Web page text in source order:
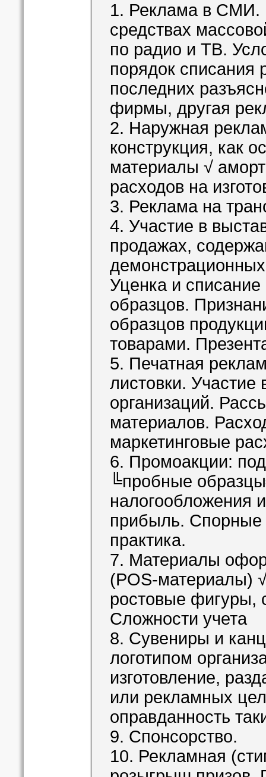
1. Реклама в СМИ.
средствах
по радио и ТВ.
порядок списания
последних
фирмы, другая
2. Наружная
конструкция, как
материалы √
расходов на
3. Реклама на
4. Участие в
продажах,
Уценка и
образцов.
образцов
товарами.
5. Печатная
листовки. Участие
организаций.
материалов.
маркетинговые
6. Промоакции:
╚пробные
налогообложения
прибыль. Спорные
практика.
7. Материалы
(POS-материалы)
ростовые фигуры,
Сложности учета
8. Сувениры и
логотипом
изготовление,
или рекламных
оправданность
9. Спонсорство.
10. Рекламная